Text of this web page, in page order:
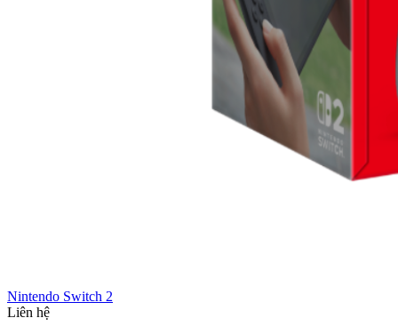
Nintendo Switch 2
Liên hệ